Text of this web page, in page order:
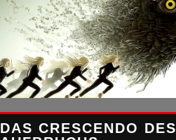
DAS CRESCENDO DES